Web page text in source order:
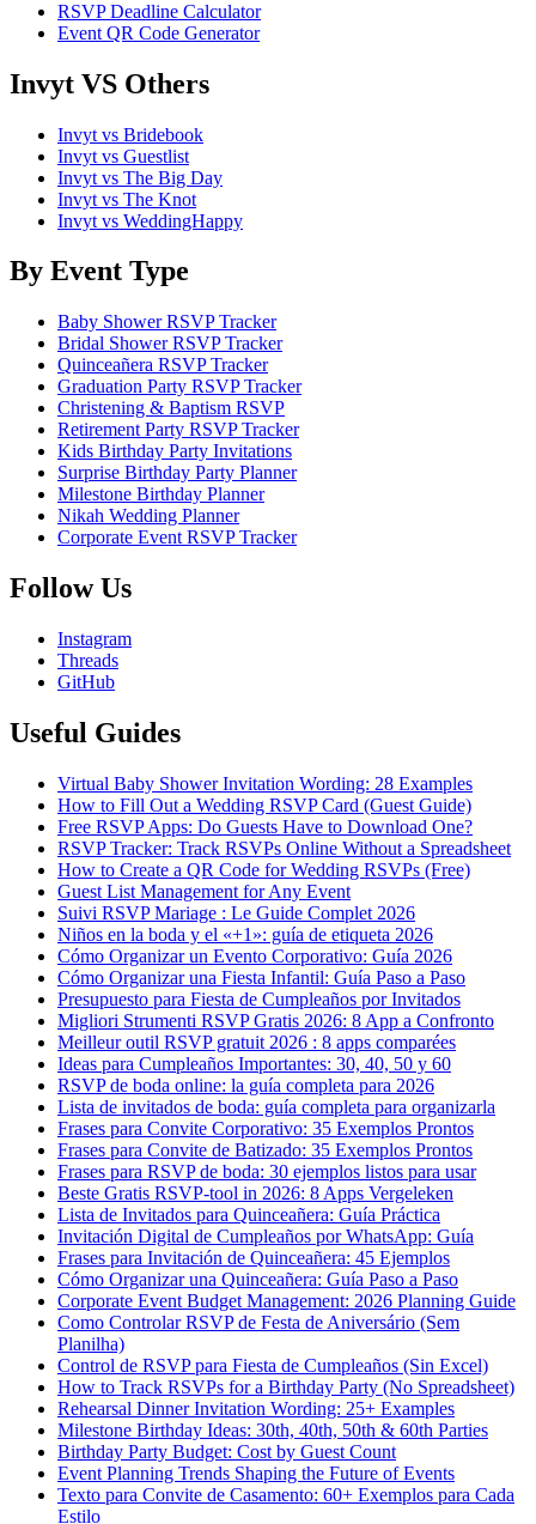
RSVP Deadline Calculator
Event QR Code Generator
Invyt VS Others
Invyt vs Bridebook
Invyt vs Guestlist
Invyt vs The Big Day
Invyt vs The Knot
Invyt vs WeddingHappy
By Event Type
Baby Shower RSVP Tracker
Bridal Shower RSVP Tracker
Quinceañera RSVP Tracker
Graduation Party RSVP Tracker
Christening & Baptism RSVP
Retirement Party RSVP Tracker
Kids Birthday Party Invitations
Surprise Birthday Party Planner
Milestone Birthday Planner
Nikah Wedding Planner
Corporate Event RSVP Tracker
Follow Us
Instagram
Threads
GitHub
Useful Guides
Virtual Baby Shower Invitation Wording: 28 Examples
How to Fill Out a Wedding RSVP Card (Guest Guide)
Free RSVP Apps: Do Guests Have to Download One?
RSVP Tracker: Track RSVPs Online Without a Spreadsheet
How to Create a QR Code for Wedding RSVPs (Free)
Guest List Management for Any Event
Suivi RSVP Mariage : Le Guide Complet 2026
Niños en la boda y el «+1»: guía de etiqueta 2026
Cómo Organizar un Evento Corporativo: Guía 2026
Cómo Organizar una Fiesta Infantil: Guía Paso a Paso
Presupuesto para Fiesta de Cumpleaños por Invitados
Migliori Strumenti RSVP Gratis 2026: 8 App a Confronto
Meilleur outil RSVP gratuit 2026 : 8 apps comparées
Ideas para Cumpleaños Importantes: 30, 40, 50 y 60
RSVP de boda online: la guía completa para 2026
Lista de invitados de boda: guía completa para organizarla
Frases para Convite Corporativo: 35 Exemplos Prontos
Frases para Convite de Batizado: 35 Exemplos Prontos
Frases para RSVP de boda: 30 ejemplos listos para usar
Beste Gratis RSVP-tool in 2026: 8 Apps Vergeleken
Lista de Invitados para Quinceañera: Guía Práctica
Invitación Digital de Cumpleaños por WhatsApp: Guía
Frases para Invitación de Quinceañera: 45 Ejemplos
Cómo Organizar una Quinceañera: Guía Paso a Paso
Corporate Event Budget Management: 2026 Planning Guide
Como Controlar RSVP de Festa de Aniversário (Sem
Planilha)
Control de RSVP para Fiesta de Cumpleaños (Sin Excel)
How to Track RSVPs for a Birthday Party (No Spreadsheet)
Rehearsal Dinner Invitation Wording: 25+ Examples
Milestone Birthday Ideas: 30th, 40th, 50th & 60th Parties
Birthday Party Budget: Cost by Guest Count
Event Planning Trends Shaping the Future of Events
Texto para Convite de Casamento: 60+ Exemplos para Cada
Estilo